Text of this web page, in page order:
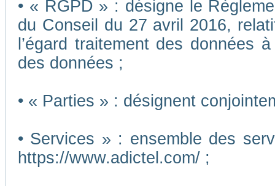
• « RGPD » : désigne le
du Conseil du 27 avril 2016,
l’égard traitement des données
des données ;
• « Parties » : désignent
• Services » : ensemble des
https://www.adictel.com/ ;